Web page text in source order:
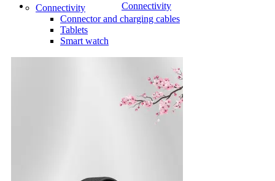
Connectivity
Connectivity
Connector and charging cables
Tablets
Smart watch